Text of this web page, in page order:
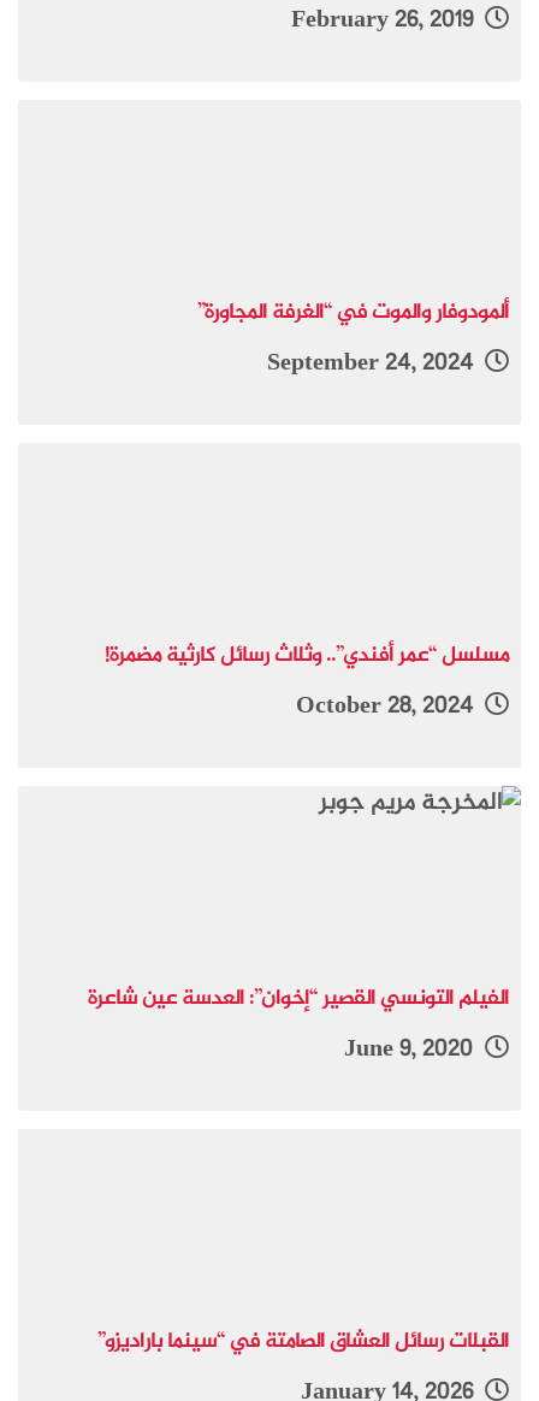
February 26, 2019
ألمودوفار والموت في “الغرفة المجاورة”
مسلسل “عمر أفندي”.. وثلاث رسائل كارثية مضمرة!
الفيلم التونسي القصير “إخوان”: العدسة عين شاعرة
القبلات رسائل العشاق الصامتة في “سينما باراديزو”